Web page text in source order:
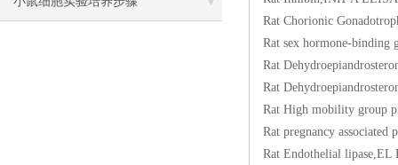
Rat Chorionic
Rat sex hormone-
Rat
Rat
Rat High mobility group
Rat pregnancy
Rat Endothelial